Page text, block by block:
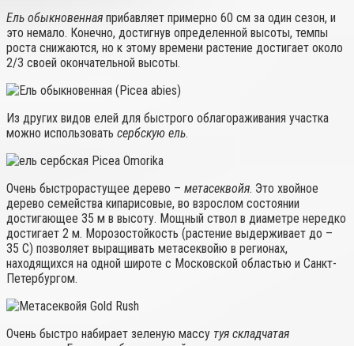
Ель обыкновенная прибавляет примерно 60 см за один сезон, и
это немало. Конечно, достигнув определенной высоты, темпы
роста снижаются, но к этому времени растение достигает около
2/3 своей окончательной высоты.
Из других видов елей для быстрого облагораживания участка
можно использовать сербскую ель.
Очень быстрорастущее дерево – метасеквойя. Это хвойное
дерево семейства кипарисовые, во взрослом состоянии
достигающее 35 м в высоту. Мощный ствол в диаметре нередко
достигает 2 м. Морозостойкость (растение выдерживает до –
35 C) позволяет выращивать метасеквойю в регионах,
находящихся на одной широте с Московской областью и Санкт-
Петербургом.
Очень быстро набирает зеленую массу туя складчатая